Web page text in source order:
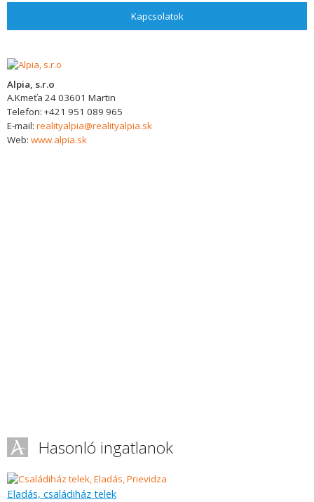
Kapcsolatok
Alpia, s.r.o
A.Kmeťa 2403601 Martin
Telefon: +421 951 089 965
E-mail: realityalpia@realityalpia.sk
Web: www.alpia.sk
Hasonló ingatlanok
Eladás, családiház telek